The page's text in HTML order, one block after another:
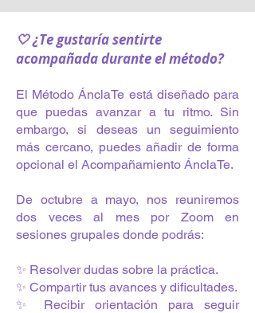
🤍 ¿Te gustaría sentirte
acompañada durante el método?
El Método ÁnclaTe está diseñado para
que puedas avanzar a tu ritmo. Sin
embargo, si deseas un seguimiento
más cercano, puedes añadir de forma
opcional el Acompañamiento ÁnclaTe.
De octubre a mayo, nos reuniremos
dos veces al mes por Zoom en
sesiones grupales donde podrás:
✨ Resolver dudas sobre la práctica.
✨ Compartir tus avances y dificultades.
✨ Recibir orientación para seguir